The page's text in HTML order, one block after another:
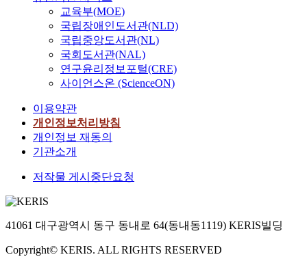
교육부(MOE)
국립장애인도서관(NLD)
국립중앙도서관(NL)
국회도서관(NAL)
연구윤리정보포털(CRE)
사이언스온 (ScienceON)
이용약관
개인정보처리방침
개인정보 재동의
기관소개
저작물 게시중단요청
41061 대구광역시 동구 동내로 64(동내동1119) KERIS빌딩
Copyright© KERIS. ALL RIGHTS RESERVED